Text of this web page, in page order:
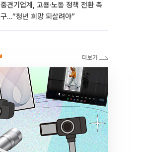
중견기업계, 고용·노동 정책 전환 촉
구…“청년 희망 되살려야”